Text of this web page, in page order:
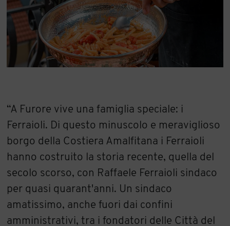
“A Furore vive una famiglia speciale: i
Ferraioli. Di questo minuscolo e meraviglioso
borgo della Costiera Amalfitana i Ferraioli
hanno costruito la storia recente, quella del
secolo scorso, con Raffaele Ferraioli sindaco
per quasi quarant'anni. Un sindaco
amatissimo, anche fuori dai confini
amministrativi, tra i fondatori delle Città del